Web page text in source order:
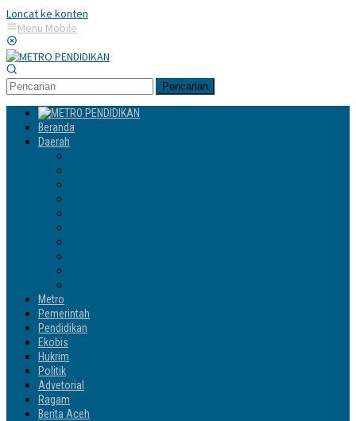
Loncat ke konten
Menu Mobile
Pencarian
Beranda
Daerah
Metro
Pemerintah
Pendidikan
Ekobis
Hukrim
Politik
Advetorial
Ragam
Berita Aceh